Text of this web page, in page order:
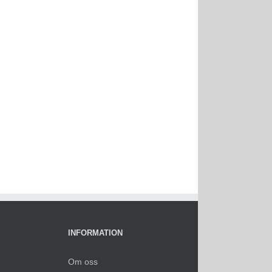
INFORMATION
Om oss